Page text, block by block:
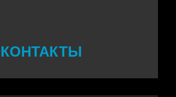
КОНТАКТЫ